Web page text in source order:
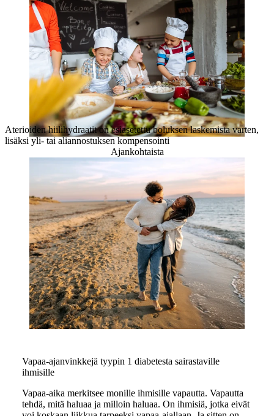
Aterioiden hiilihydraatit on esiasetettu boluksen laskemista varten,
lisäksi yli- tai aliannostuksen kompensointi
Ajankohtaista
Vapaa-ajanvinkkejä tyypin 1 diabetesta sairastaville
ihmisille
Vapaa-aika merkitsee monille ihmisille vapautta. Vapautta
tehdä, mitä haluaa ja milloin haluaa. On ihmisiä, jotka eivät